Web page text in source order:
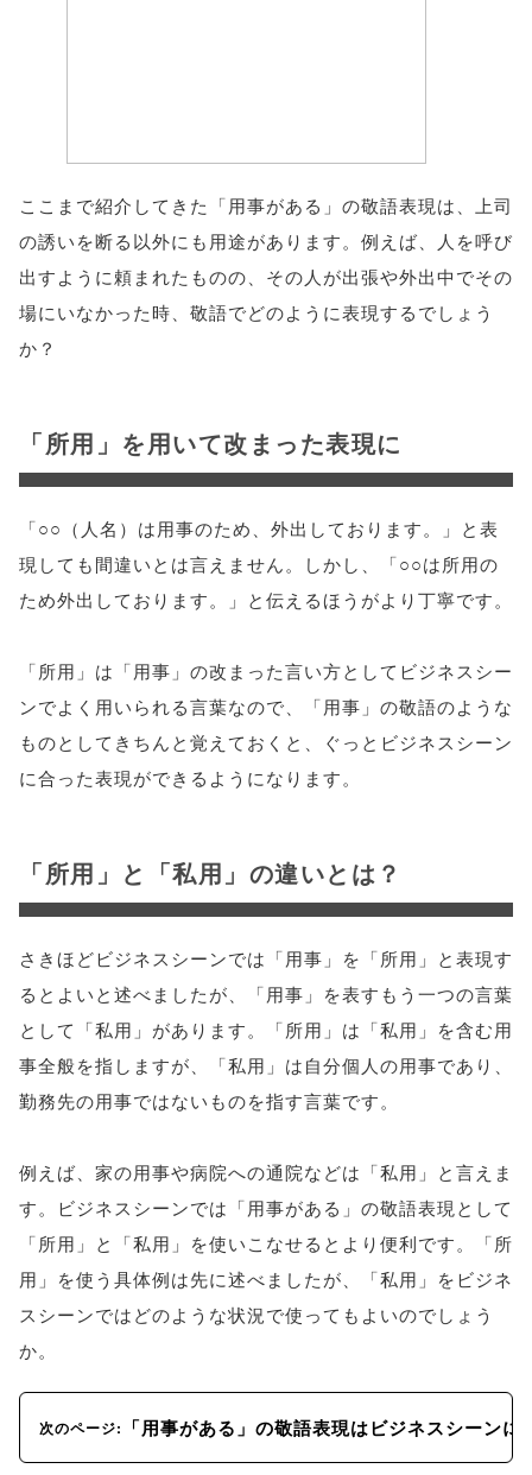
ここまで紹介してきた「用事がある」の敬語表現は、上司
の誘いを断る以外にも用途があります。例えば、人を呼び
出すように頼まれたものの、その人が出張や外出中でその
場にいなかった時、敬語でどのように表現するでしょう
か？
「所用」を用いて改まった表現に
「○○（人名）は用事のため、外出しております。」と表
現しても間違いとは言えません。しかし、「○○は所用の
ため外出しております。」と伝えるほうがより丁寧です。
「所用」は「用事」の改まった言い方としてビジネスシー
ンでよく用いられる言葉なので、「用事」の敬語のような
ものとしてきちんと覚えておくと、ぐっとビジネスシーン
に合った表現ができるようになります。
「所用」と「私用」の違いとは？
さきほどビジネスシーンでは「用事」を「所用」と表現す
るとよいと述べましたが、「用事」を表すもう一つの言葉
として「私用」があります。「所用」は「私用」を含む用
事全般を指しますが、「私用」は自分個人の用事であり、
勤務先の用事ではないものを指す言葉です。
例えば、家の用事や病院への通院などは「私用」と言えま
す。ビジネスシーンでは「用事がある」の敬語表現として
「所用」と「私用」を使いこなせるとより便利です。「所
用」を使う具体例は先に述べましたが、「私用」をビジネ
スシーンではどのような状況で使ってもよいのでしょう
か。
次のページ: 「用事がある」の敬語表現はビジネスシーンに